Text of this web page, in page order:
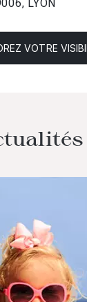
LYON
VOTRE